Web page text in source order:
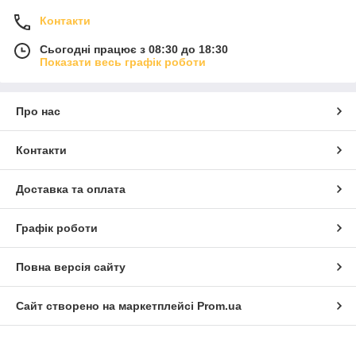
Контакти
Сьогодні працює з 08:30 до 18:30
Показати весь графік роботи
Про нас
Контакти
Доставка та оплата
Графік роботи
Повна версія сайту
Сайт створено на маркетплейсі Prom.ua